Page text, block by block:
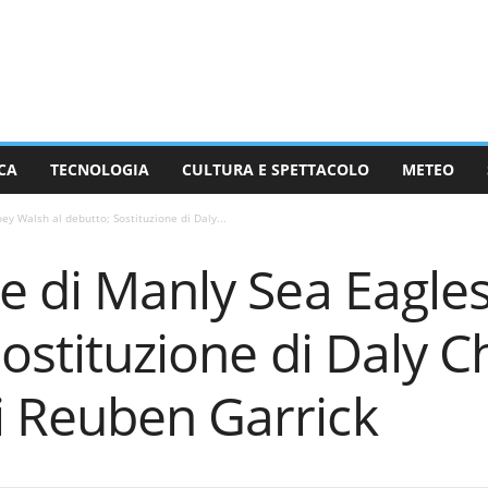
TECNOLOGIA CULTURA E SPETTACOLO METEO
Walsh al debutto; Sostituzione di Daly...
di Manly Sea
di Daly
Garrick